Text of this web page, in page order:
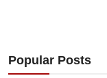
Popular Posts